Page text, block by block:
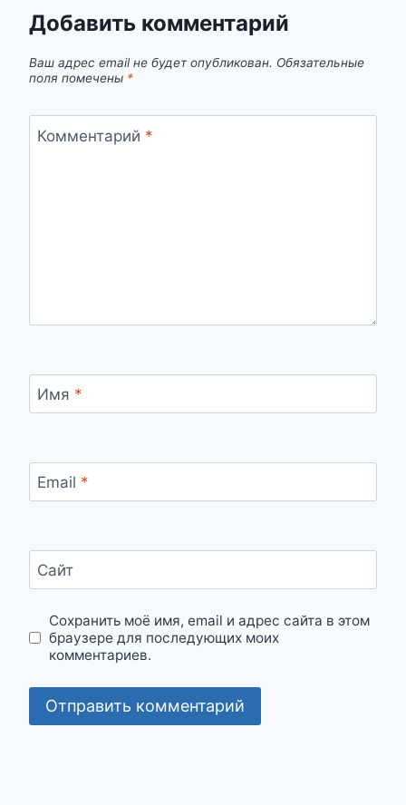
Добавить комментарий
Ваш адрес email не будет опубликован. Обязательные
поля помечены *
Комментарий *
Имя *
Email *
Сайт
Сохранить моё имя, email и адрес сайта в этом
браузере для последующих моих
комментариев.